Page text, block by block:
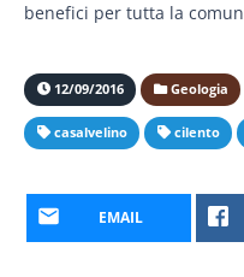
benefici per tutta la
12/09/2016 Geologia
casalvelino cilento
EMAIL